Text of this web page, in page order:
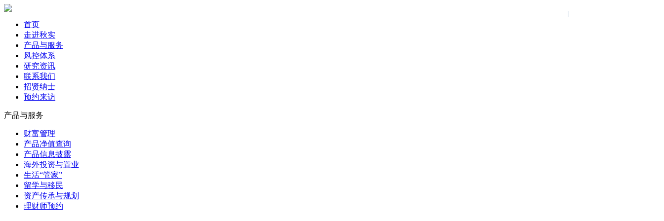
首页
走进秋实
产品与服务
风控体系
研究资讯
联系我们
招贤纳士
预约来访
产品与服务
财富管理
产品净值查询
产品信息披露
海外投资与置业
生活“管家”
留学与移民
资产传承与规划
理财师预约